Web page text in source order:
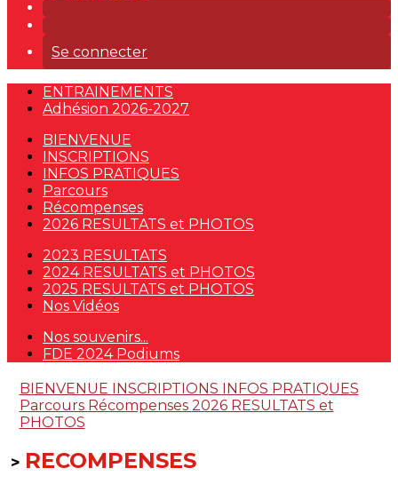
Se connecter
ENTRAINEMENTS
Adhésion 2026-2027
BIENVENUE
INSCRIPTIONS
INFOS PRATIQUES
Parcours
Récompenses
2026 RESULTATS et PHOTOS
2023 RESULTATS
2024 RESULTATS et PHOTOS
2025 RESULTATS et PHOTOS
Nos Vidéos
Nos souvenirs...
FDE 2024 Podiums
BIENVENUE INSCRIPTIONS INFOS PRATIQUES
Parcours Récompenses 2026 RESULTATS et
PHOTOS
> RECOMPENSES